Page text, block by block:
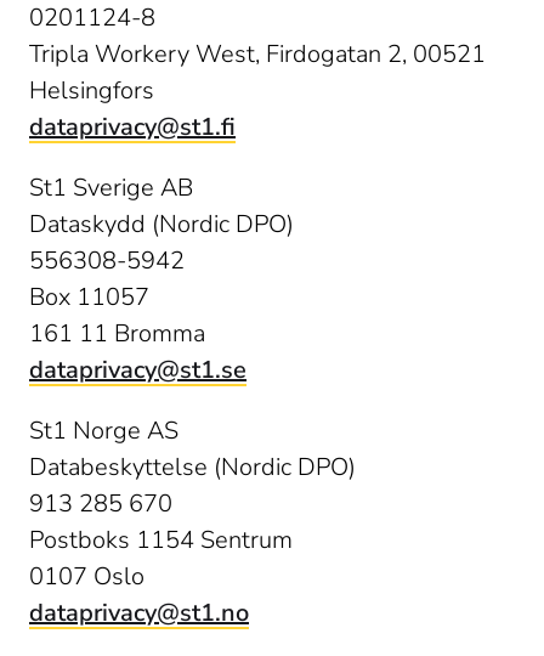
0201124-8
Tripla Workery West, Firdogatan 2, 00521
dataprivacy@st1.fi
St1 Sverige AB
Dataskydd (Nordic DPO)
556308-5942
Box 11057
dataprivacy@st1.se
St1 Norge AS
Databeskyttelse (Nordic DPO)
913 285 670
Postboks 1154 Sentrum
dataprivacy@st1.no